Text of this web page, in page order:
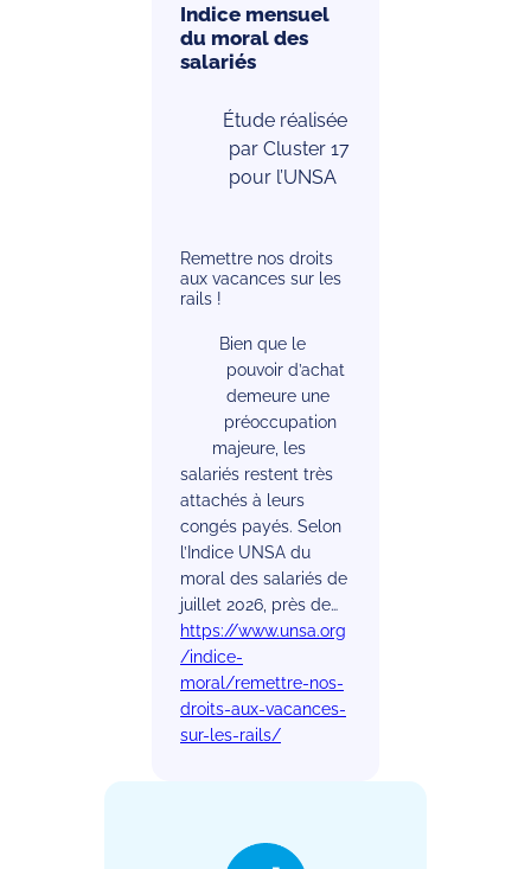
Indice mensuel
du moral des
salariés
Étude réalisée
par Cluster 17
pour l’UNSA
Remettre nos droits
aux vacances sur les
rails !
Bien que le
pouvoir d’achat
demeure une
préoccupation
majeure, les
salariés restent très
attachés à leurs
congés payés. Selon
l’Indice UNSA du
moral des salariés de
juillet 2026, près de…
https://www.unsa.org
/indice-
moral/remettre-nos-
droits-aux-vacances-
sur-les-rails/